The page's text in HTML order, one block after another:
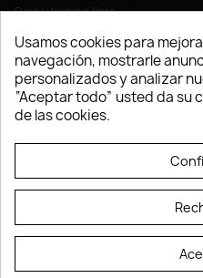
Ocio y tiempo libre
Ropa y Textil
Tecnología
Verano y playa
Vestuario laboral
©
Usamos cookies para
navegación, mostrarle
personalizados y analizar
“Aceptar todo” usted da su
de las cookies.